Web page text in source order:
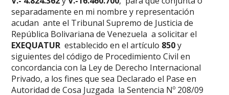
separadamente en mi nombre y representación
acudan ante el Tribunal Supremo de Justicia de
República Bolivariana de Venezuela a solicitar el
EXEQUATUR establecido en el artículo 850y
siguientes del código de Procedimiento Civil en
concordancia con la Ley de Derecho Internacional
Privado, a los fines que sea Declarado el Pase en
Autoridad de Cosa Juzgada la Sentencia Nº 208/09